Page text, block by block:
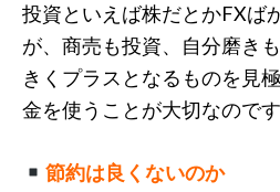
投資といえば株だとかFXば
が、商売も投資、自分磨き
きくプラスとなるものを見
金を使うことが大切なのです
節約は良くないのか